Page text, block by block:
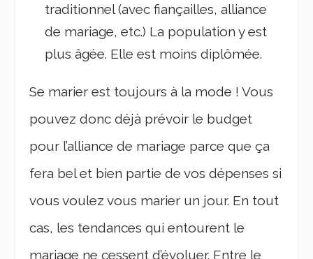
traditionnel (avec fiançailles, alliance
de mariage, etc.) La population y est
plus âgée. Elle est moins diplômée.
Se marier est toujours à la mode ! Vous
pouvez donc déjà prévoir le budget
pour l’alliance de mariage parce que ça
fera bel et bien partie de vos dépenses si
vous voulez vous marier un jour. En tout
cas, les tendances qui entourent le
mariage ne cessent d’évoluer. Entre le